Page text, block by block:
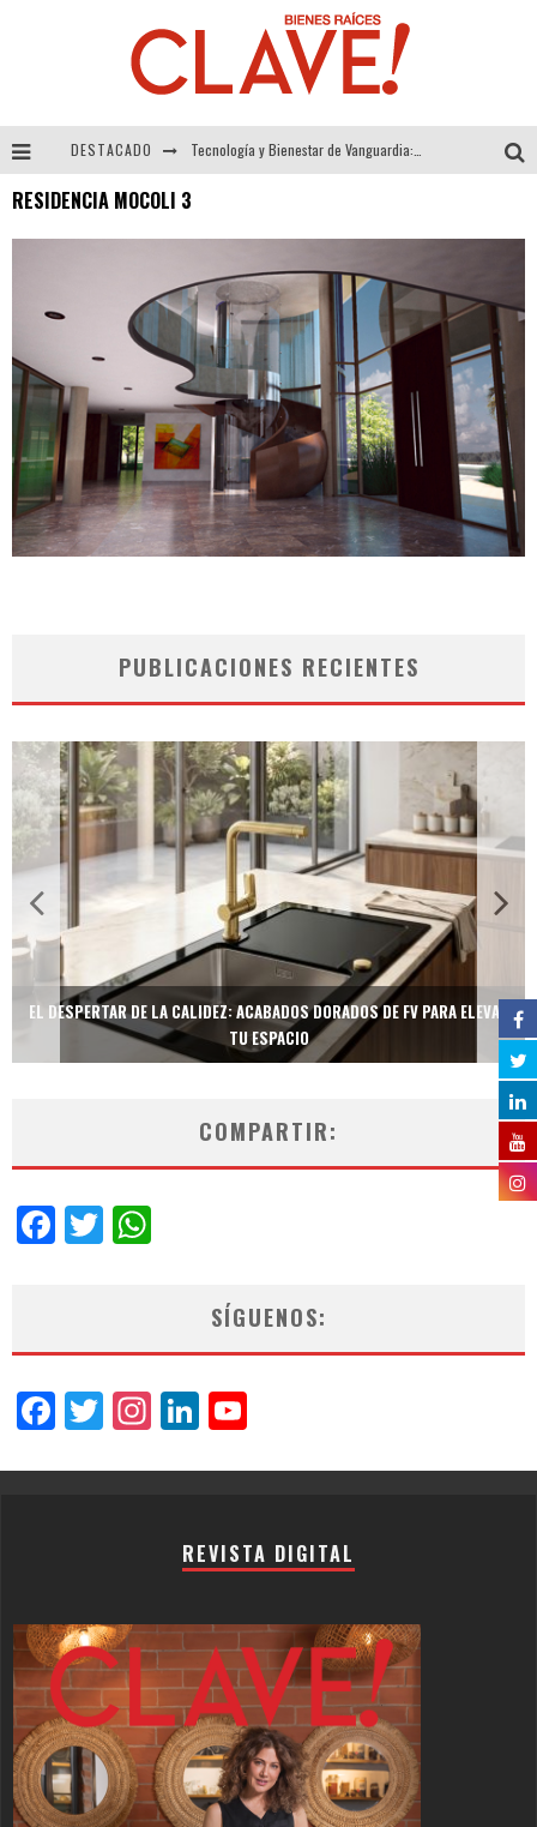
DESTACADO
Alexandra Bedoya – La Constancia detrás de La Paletería
El Despertar de la Calidez: Acabados Dorados de FV para Elevar tu Espacio
RESIDENCIA MOCOLI 3
PUBLICACIONES RECIENTES
EL DESPERTAR DE LA CALIDEZ: ACABADOS DORADOS DE FV PARA ELEVAR
TU ESPACIO
COMPARTIR:
Facebook
Twitter
SÍGUENOS:
Facebook
Twitter
Instagram
LinkedIn
REVISTA DIGITAL